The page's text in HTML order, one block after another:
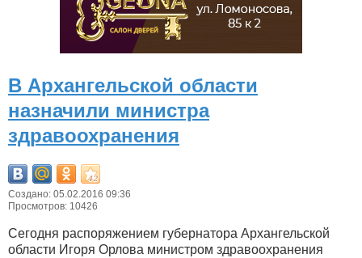
В Архангельской области
назначили министра
здравоохранения
Создано: 05.02.2016 09:36
Просмотров: 10426
Сегодня распоряжением губернатора Архангельской
области Игоря Орлова министром здравоохранения